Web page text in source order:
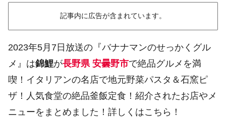
記事内に広告が含まれています。
2023年5月7日放送の『バナナマンのせっかくグル
メ』は錦鯉が長野県 安曇野市で絶品グルメを満
喫！イタリアンの名店で地元野菜パスタ＆石窯ピ
ザ！人気食堂の絶品釜飯定食！紹介されたお店やメ
ニューをまとめました！詳しくはこちら！